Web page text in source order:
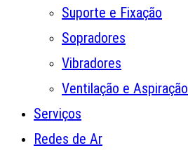
Suporte e Fixação
Sopradores
Vibradores
Ventilação e Aspiração
Serviços
Redes de Ar